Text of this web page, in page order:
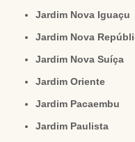
Jardim Nova Iguaçu
Jardim Nova
Jardim Nova Suíça
Jardim Oriente
Jardim Pacaembu
Jardim Paulista